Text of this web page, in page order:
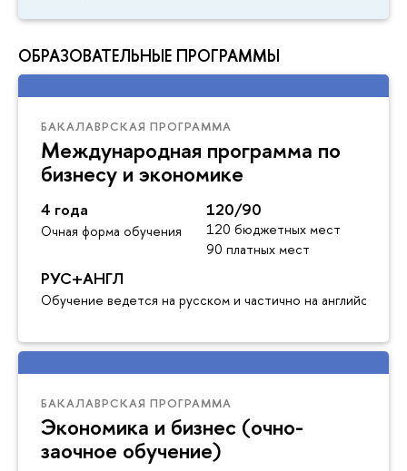
ОБРАЗОВАТЕЛЬНЫЕ ПРОГРАММЫ
БАКАЛАВРСКАЯ ПРОГРАММА
Международная программа по
бизнесу и экономике
4 года
Очная форма обучения
120/90
120 бюджетных мест
90 платных мест
РУС+АНГЛ
Обучение ведется на русском и частично на английском
БАКАЛАВРСКАЯ ПРОГРАММА
Экономика и бизнес (очно-
заочное обучение)